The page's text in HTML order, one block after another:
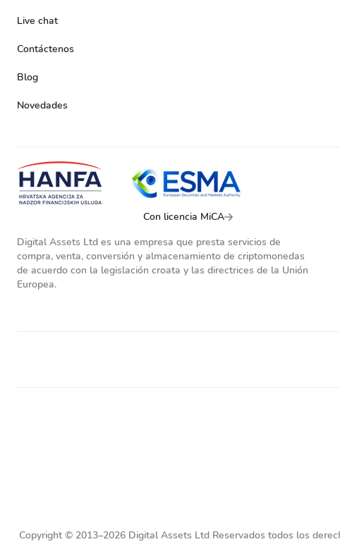
Live chat
Contáctenos
Blog
Novedades
Con licencia MiCA
Digital Assets Ltd es una empresa que presta servicios de
compra, venta, conversión y almacenamiento de criptomonedas
de acuerdo con la legislación croata y las directrices de la Unión
Europea.
Copyright © 2013–2026 Digital Assets Ltd Reservados todos los